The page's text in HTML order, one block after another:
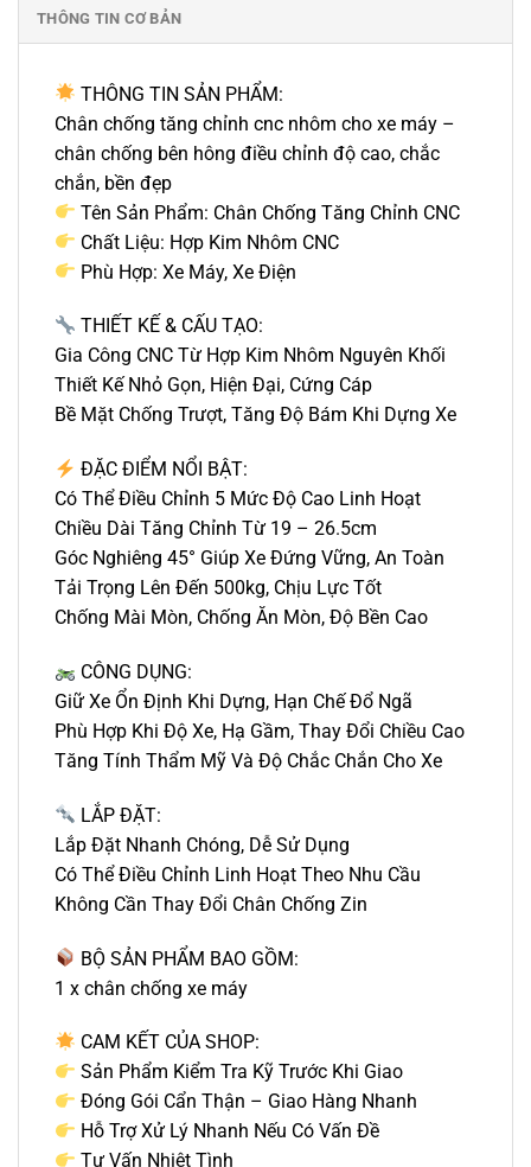
THÔNG TIN CƠ BẢN
THÔNG TIN SẢN PHẨM:
Chân chống tăng chỉnh cnc nhôm cho xe máy –
chân chống bên hông điều chỉnh độ cao, chắc
chắn, bền đẹp
Tên Sản Phẩm: Chân Chống Tăng Chỉnh CNC
Chất Liệu: Hợp Kim Nhôm CNC
Phù Hợp: Xe Máy, Xe Điện
THIẾT KẾ & CẤU TẠO:
Gia Công CNC Từ Hợp Kim Nhôm Nguyên Khối
Thiết Kế Nhỏ Gọn, Hiện Đại, Cứng Cáp
Bề Mặt Chống Trượt, Tăng Độ Bám Khi Dựng Xe
ĐẶC ĐIỂM NỔI BẬT:
Có Thể Điều Chỉnh 5 Mức Độ Cao Linh Hoạt
Chiều Dài Tăng Chỉnh Từ 19 – 26.5cm
Góc Nghiêng 45° Giúp Xe Đứng Vững, An Toàn
Tải Trọng Lên Đến 500kg, Chịu Lực Tốt
Chống Mài Mòn, Chống Ăn Mòn, Độ Bền Cao
CÔNG DỤNG:
Giữ Xe Ổn Định Khi Dựng, Hạn Chế Đổ Ngã
Phù Hợp Khi Độ Xe, Hạ Gầm, Thay Đổi Chiều Cao
Tăng Tính Thẩm Mỹ Và Độ Chắc Chắn Cho Xe
LẮP ĐẶT:
Lắp Đặt Nhanh Chóng, Dễ Sử Dụng
Có Thể Điều Chỉnh Linh Hoạt Theo Nhu Cầu
Không Cần Thay Đổi Chân Chống Zin
BỘ SẢN PHẨM BAO GỒM:
1 x chân chống xe máy
CAM KẾT CỦA SHOP:
Sản Phẩm Kiểm Tra Kỹ Trước Khi Giao
Đóng Gói Cẩn Thận – Giao Hàng Nhanh
Hỗ Trợ Xử Lý Nhanh Nếu Có Vấn Đề
Tư Vấn Nhiệt Tình